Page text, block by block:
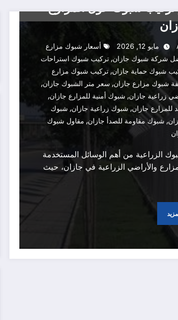
تركيب شبوك حول المزارع
مايو 12, 2026
أسعار شبوك مزارع
شركة شبوك جازان, تركيب شبوك استراحات
شبوك حماية جازان, تركيب شبوك مزارع
شبوك مزارع جازان, سعر متر الشبوك جازان,
زراعية جازان, شبوك أمنية للمزارع جازان,
للمزارع جازان, شبوك زراعية جازان, شبوك
, شبوك مقاومة للصدأ جازان, مقاول شبوك
الزراعية من أهم الوسائل المستخدمة
والأراضي الزراعية في جازان، حيث